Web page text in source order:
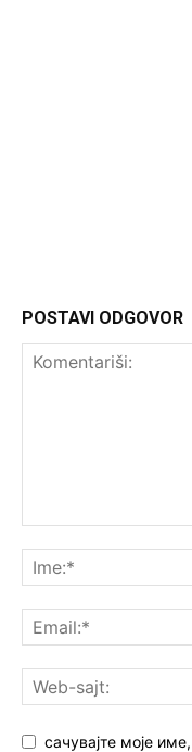
POSTAVI ODGOVOR
сачувајте моје